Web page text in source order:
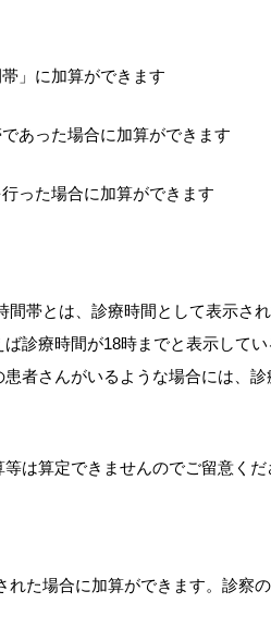
」に加算ができます
あった場合に加算ができます
った場合に加算ができます
帯とは、診療時間として表示さ
診療時間が18時までと表示して
者さんがいるような場合には、
は算定できませんのでご留意くだ
た場合に加算ができます。診察